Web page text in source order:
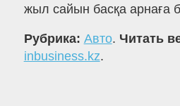
жыл сайын басқа арнаға
Рубрика: Авто. Читать
inbusiness.kz.